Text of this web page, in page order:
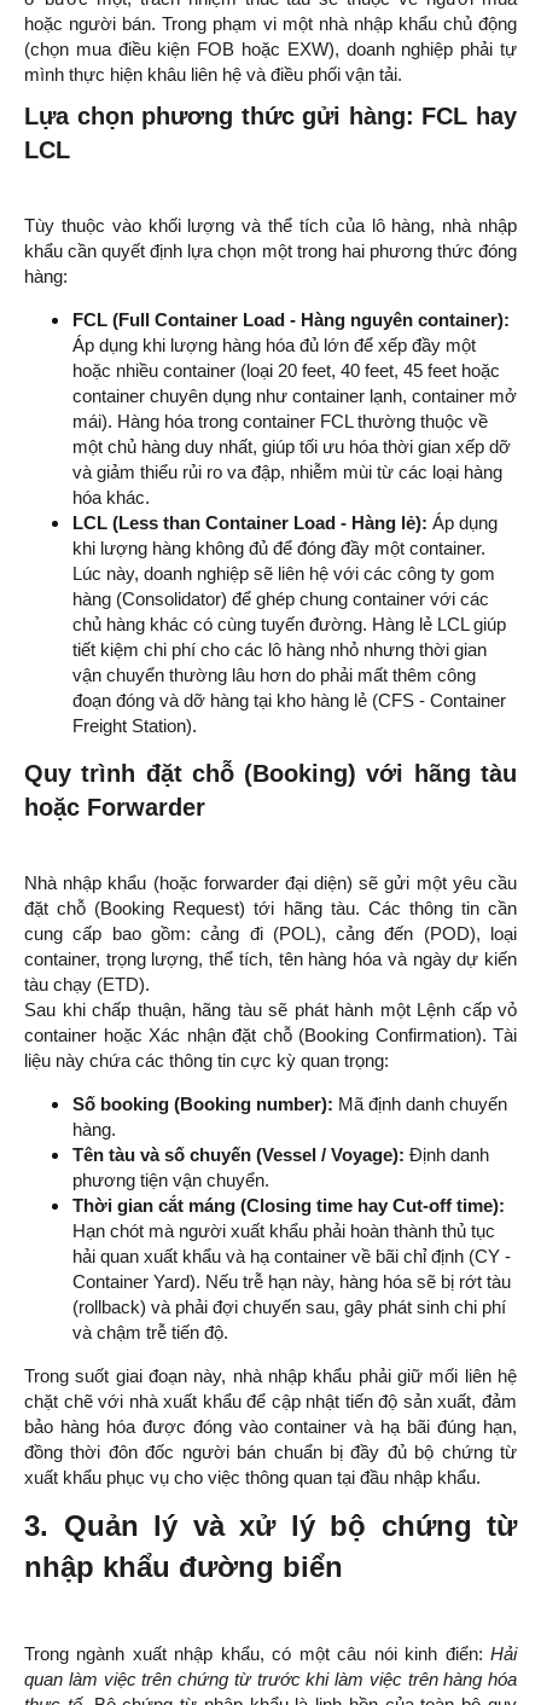
hoặc người bán. Trong phạm vi một nhà nhập khẩu chủ động
(chọn mua điều kiện FOB hoặc EXW), doanh nghiệp phải tự
mình thực hiện khâu liên hệ và điều phối vận tải.
Lựa chọn phương thức gửi hàng: FCL hay
LCL
Tùy thuộc vào khối lượng và thể tích của lô hàng, nhà nhập
khẩu cần quyết định lựa chọn một trong hai phương thức đóng
hàng:
FCL (Full Container Load - Hàng nguyên container):
Áp dụng khi lượng hàng hóa đủ lớn để xếp đầy một
hoặc nhiều container (loại 20 feet, 40 feet, 45 feet hoặc
container chuyên dụng như container lạnh, container mở
mái). Hàng hóa trong container FCL thường thuộc về
một chủ hàng duy nhất, giúp tối ưu hóa thời gian xếp dỡ
và giảm thiểu rủi ro va đập, nhiễm mùi từ các loại hàng
hóa khác.
LCL (Less than Container Load - Hàng lẻ): Áp dụng
khi lượng hàng không đủ để đóng đầy một container.
Lúc này, doanh nghiệp sẽ liên hệ với các công ty gom
hàng (Consolidator) để ghép chung container với các
chủ hàng khác có cùng tuyến đường. Hàng lẻ LCL giúp
tiết kiệm chi phí cho các lô hàng nhỏ nhưng thời gian
vận chuyển thường lâu hơn do phải mất thêm công
đoạn đóng và dỡ hàng tại kho hàng lẻ (CFS - Container
Freight Station).
Quy trình đặt chỗ (Booking) với hãng tàu
hoặc Forwarder
Nhà nhập khẩu (hoặc forwarder đại diện) sẽ gửi một yêu cầu
đặt chỗ (Booking Request) tới hãng tàu. Các thông tin cần
cung cấp bao gồm: cảng đi (POL), cảng đến (POD), loại
container, trọng lượng, thể tích, tên hàng hóa và ngày dự kiến
tàu chạy (ETD).
Sau khi chấp thuận, hãng tàu sẽ phát hành một Lệnh cấp vỏ
container hoặc Xác nhận đặt chỗ (Booking Confirmation). Tài
liệu này chứa các thông tin cực kỳ quan trọng:
Số booking (Booking number): Mã định danh chuyến
hàng.
Tên tàu và số chuyến (Vessel / Voyage): Định danh
phương tiện vận chuyển.
Thời gian cắt máng (Closing time hay Cut-off time):
Hạn chót mà người xuất khẩu phải hoàn thành thủ tục
hải quan xuất khẩu và hạ container về bãi chỉ định (CY -
Container Yard). Nếu trễ hạn này, hàng hóa sẽ bị rớt tàu
(rollback) và phải đợi chuyến sau, gây phát sinh chi phí
và chậm trễ tiến độ.
Trong suốt giai đoạn này, nhà nhập khẩu phải giữ mối liên hệ
chặt chẽ với nhà xuất khẩu để cập nhật tiến độ sản xuất, đảm
bảo hàng hóa được đóng vào container và hạ bãi đúng hạn,
đồng thời đôn đốc người bán chuẩn bị đầy đủ bộ chứng từ
xuất khẩu phục vụ cho việc thông quan tại đầu nhập khẩu.
3. Quản lý và xử lý bộ chứng từ
nhập khẩu đường biển
Trong ngành xuất nhập khẩu, có một câu nói kinh điển: Hải
quan làm việc trên chứng từ trước khi làm việc trên hàng hóa